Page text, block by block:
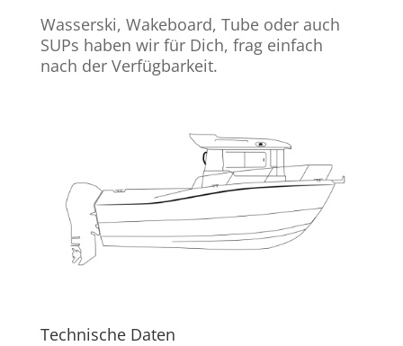
Wasserski, Wakeboard, Tube oder auch
SUPs haben wir für Dich, frag einfach
nach der Verfügbarkeit.
Technische Daten